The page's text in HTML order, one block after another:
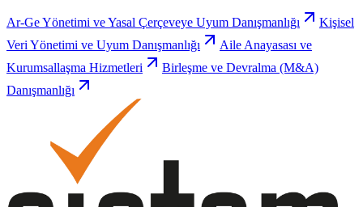
Ar-Ge Yönetimi ve Yasal Çerçeveye Uyum Danışmanlığı
Kişisel
Veri Yönetimi ve Uyum Danışmanlığı
Aile Anayasası ve
Kurumsallaşma Hizmetleri
Birleşme ve Devralma (M&A)
Danışmanlığı